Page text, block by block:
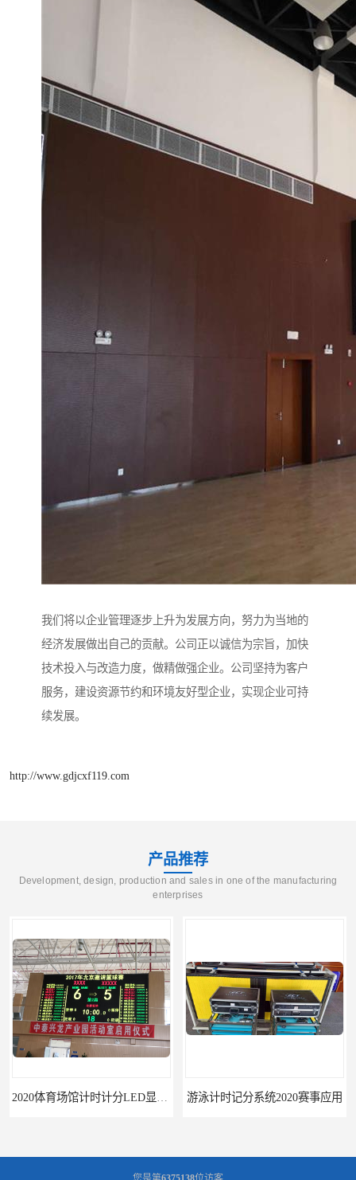
我们将以企业管理逐步上升为发展方向，努力为当地的
经济发展做出自己的贡献。公司正以诚信为宗旨，加快
技术投入与改造力度，做精做强企业。公司坚持为客户
服务，建设资源节约和环境友好型企业，实现企业可持
续发展。
http://www.gdjcxf119.com
产品推荐
Development, design, production and sales in one of the manufacturing
enterprises
游泳计时记分系统2020赛事应用